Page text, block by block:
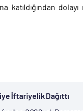
katıldığından
İftariyelik Dağıttı